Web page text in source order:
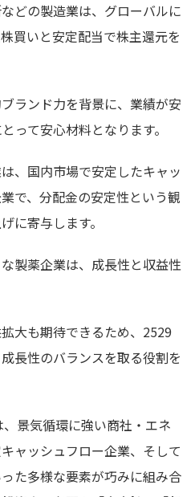
どの製造業は、グローバルに
買いと安定配当で株主還元を
ランド力を背景に、業績が安
って安心材料となります。
、国内市場で安定したキャッ
で、分配金の安定性という観
に寄与します。
製薬企業は、成長性と収益性
大も期待できるため、2529
長性のバランスを取る役割を
景気循環に強い商社・エネ
ャッシュフロー企業、そして
た多様な要素が巧みに組み合